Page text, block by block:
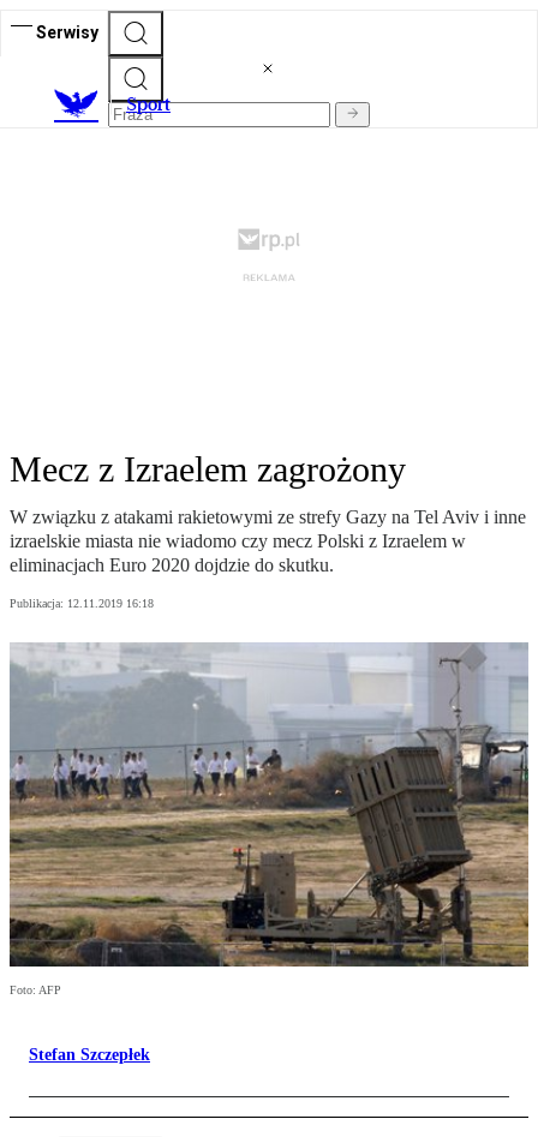
Serwisy
Sport
Mecz z Izraelem zagrożony
W związku z atakami rakietowymi ze strefy Gazy na Tel Aviv i inne
izraelskie miasta nie wiadomo czy mecz Polski z Izraelem w
eliminacjach Euro 2020 dojdzie do skutku.
Publikacja: 12.11.2019 16:18
Foto: AFP
Stefan Szczepłek